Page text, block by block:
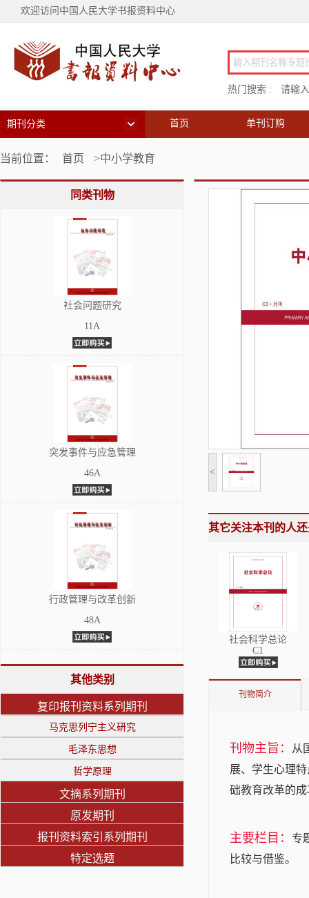
欢迎访问中国人民大学书报资料中心
热门搜索 : 请输
期刊分类 首页 单刊订购
当前位置： 首页 >中小学教育
同类刊物
社会问题研究
11A
突发事件与应急管理
46A
行政管理与改革创新
48A
其他类别
复印报刊资料系列期刊
马克思列宁主义研究
毛泽东思想
哲学原理
文摘系列期刊
原发期刊
报刊资料索引系列期刊
特定选题
<
其它关注本刊的人
社会科学总论
C1
刊物简介
刊物主旨：
从
展、学生心理
础教育改革的
主要栏目：
专
比较与借鉴。